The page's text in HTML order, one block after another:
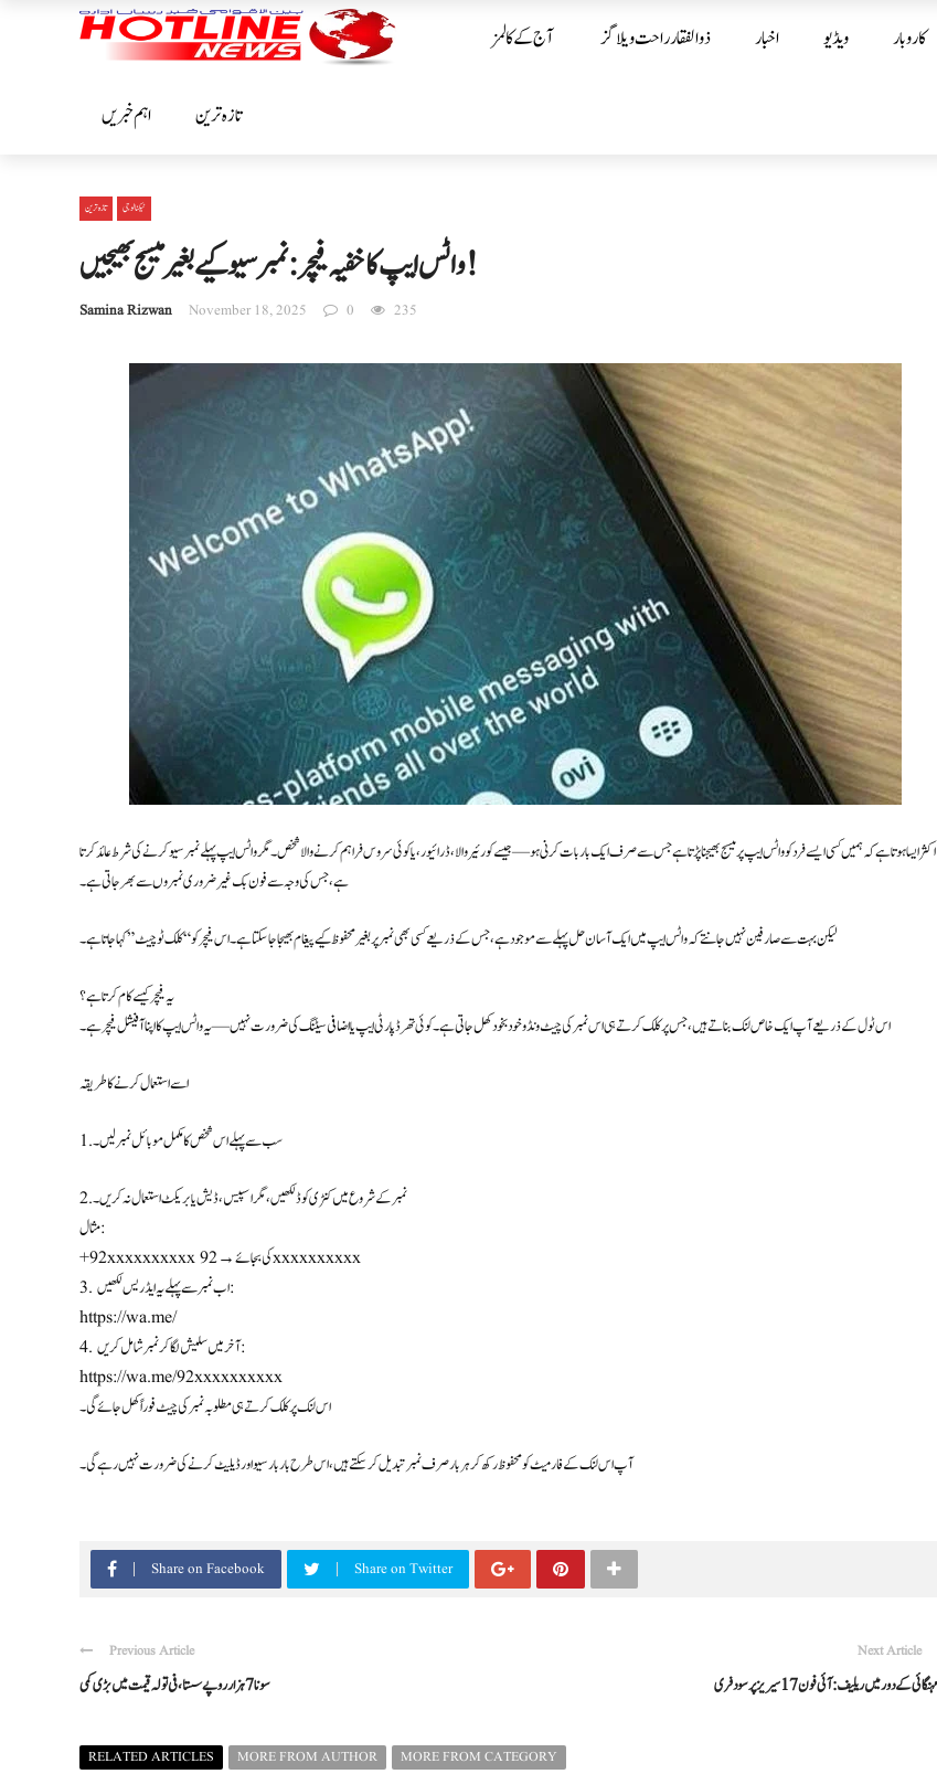
آج کے کالمز ذوالفقار راحت ویلاگز اخبار ویڈیو کاروبار
اہم خبریں تازہ ترین
تازہ ترین ٹیکنالوجی
واٹس ایپ کا خفیہ فیچر: نمبر سیو کیے بغیر میسج بھیجیں!
Samina Rizwan November 18, 2025 0 235
اکثر ایسا ہوتا ہے کہ ہمیں کسی ایسے فرد کو واٹس ایپ پر میسج بھیجنا پڑتا ہے جس سے صرف ایک بار بات کرنی ہو—جیسے کورئیر والا، ڈرائیور، یا کوئی سروس فراہم کرنے والا شخص۔ مگر واٹس ایپ پہلے نمبر سیو کرنے کی شرط عائد کرتا
ہے، جس کی وجہ سے فون بک غیر ضروری نمبروں سے بھر جاتی ہے۔
لیکن بہت سے صارفین نہیں جانتے کہ واٹس ایپ میں ایک آسان حل پہلے سے موجود ہے، جس کے ذریعے کسی بھی نمبر پر بغیر محفوظ کیے پیغام بھیجا جا سکتا ہے۔ اس فیچر کو “کلک ٹو چیٹ” کہا جاتا ہے۔
یہ فیچر کیسے کام کرتا ہے؟
اس ٹول کے ذریعے آپ ایک خاص لنک بناتے ہیں، جس پر کلک کرتے ہی اس نمبر کی چیٹ ونڈو خود بخود کھل جاتی ہے۔ کوئی تھرڈ پارٹی ایپ یا اضافی سیٹنگ کی ضرورت نہیں—یہ واٹس ایپ کا اپنا آفیشل فیچر ہے۔
اسے استعمال کرنے کا طریقہ
1. سب سے پہلے اس شخص کا مکمل موبائل نمبر لیں۔
2. نمبر کے شروع میں کنٹری کوڈ لکھیں، مگر اسپیس، ڈیش یا بریکٹ استعمال نہ کریں۔
مثال:
+92xxxxxxxxxx کی بجائے → 92xxxxxxxxxx
3. اب نمبر سے پہلے یہ ایڈریس لکھیں:
https://wa.me/
4. آخر میں سلیش لگا کر نمبر شامل کریں:
https://wa.me/92xxxxxxxxxx
اس لنک پر کلک کرتے ہی مطلوبہ نمبر کی چیٹ فوراً کھل جائے گی۔
آپ اس لنک کے فارمیٹ کو محفوظ رکھ کر ہر بار صرف نمبر تبدیل کرسکتے ہیں، اس طرح بار بار سیو اور ڈیلیٹ کرنے کی ضرورت نہیں رہے گی۔
Share on Facebook Share on Twitter
Previous Article
سونا 7 ہزار روپے سستا، فی تولہ قیمت میں بڑی کمی
Next Article
RELATED ARTICLES MORE FROM AUTHOR MORE FROM CATEGORY